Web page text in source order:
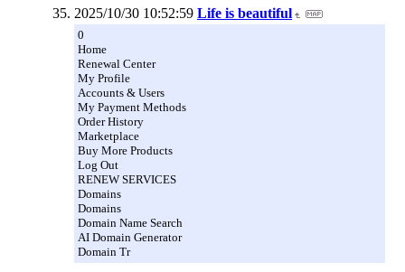
2025/10/30 10:52:59 Life is beautiful
0
Home
Renewal Center
My Profile
Accounts & Users
My Payment Methods
Order History
Marketplace
Buy More Products
Log Out
RENEW SERVICES
Domains
Domains
Domain Name Search
AI Domain Generator
Domain Tr